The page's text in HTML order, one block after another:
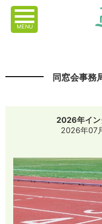
MENU
同窓会事務
2026年イン
2026年07